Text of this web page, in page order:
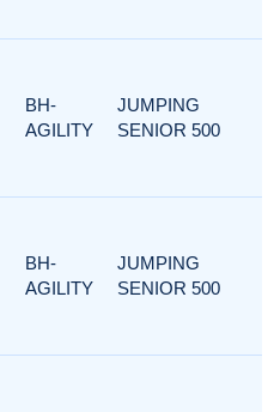
BH-
AGILITY
JUMPING
SENIOR 500
BH-
AGILITY
JUMPING
SENIOR 500